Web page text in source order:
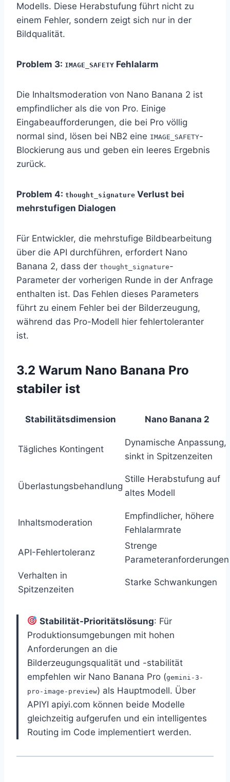
Modells. Diese Herabstufung führt nicht zu
einem Fehler, sondern zeigt sich nur in der
Bildqualität.
Problem 3: IMAGE_SAFETY Fehlalarm
Die Inhaltsmoderation von Nano Banana 2 ist
empfindlicher als die von Pro. Einige
Eingabeaufforderungen, die bei Pro völlig
normal sind, lösen bei NB2 eine IMAGE_SAFETY-
Blockierung aus und geben ein leeres Ergebnis
zurück.
Problem 4: thought_signature Verlust bei
mehrstufigen Dialogen
Für Entwickler, die mehrstufige Bildbearbeitung
über die API durchführen, erfordert Nano
Banana 2, dass der thought_signature-
Parameter der vorherigen Runde in der Anfrage
enthalten ist. Das Fehlen dieses Parameters
führt zu einem Fehler bei der Bilderzeugung,
während das Pro-Modell hier fehlertoleranter
ist.
3.2 Warum Nano Banana Pro
stabiler ist
Stabilitätsdimension Nano Banana 2
Tägliches Kontingent
Dynamische Anpassung,
sinkt in Spitzenzeiten
Überlastungsbehandlung
Stille Herabstufung auf
altes Modell
Inhaltsmoderation
Empfindlicher, höhere
Fehlalarmrate
API-Fehlertoleranz
Strenge
Parameteranforderungen
Verhalten in
Spitzenzeiten
Starke Schwankungen
Stabilität-Prioritätslösung: Für
Produktionsumgebungen mit hohen
Anforderungen an die
Bilderzeugungsqualität und -stabilität
empfehlen wir Nano Banana Pro (gemini-3-
pro-image-preview) als Hauptmodell. Über
APIYI apiyi.com können beide Modelle
gleichzeitig aufgerufen und ein intelligentes
Routing im Code implementiert werden.